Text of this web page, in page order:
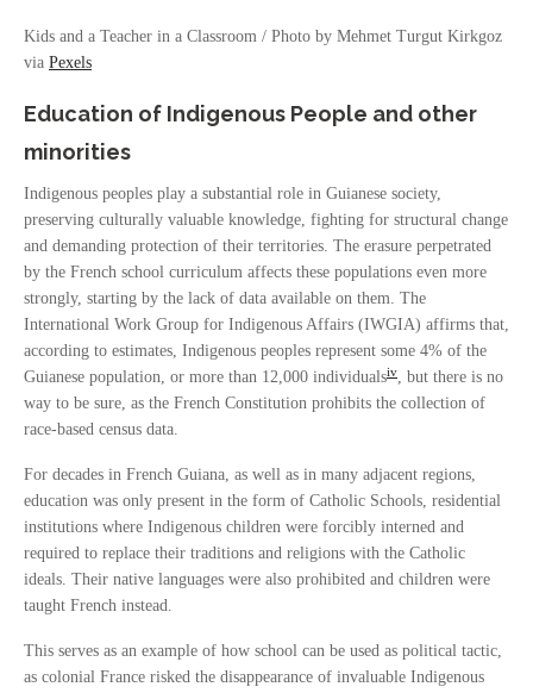
Kids and a Teacher in a Classroom / Photo by Mehmet Turgut Kirkgoz
via Pexels
Education of Indigenous People and other
minorities
Indigenous peoples play a substantial role in Guianese society,
preserving culturally valuable knowledge, fighting for structural change
and demanding protection of their territories. The erasure perpetrated
by the French school curriculum affects these populations even more
strongly, starting by the lack of data available on them. The
International Work Group for Indigenous Affairs (IWGIA) affirms that,
according to estimates, Indigenous peoples represent some 4% of the
Guianese population, or more than 12,000 individualsiv, but there is no
way to be sure, as the French Constitution prohibits the collection of
race-based census data.
For decades in French Guiana, as well as in many adjacent regions,
education was only present in the form of Catholic Schools, residential
institutions where Indigenous children were forcibly interned and
required to replace their traditions and religions with the Catholic
ideals. Their native languages were also prohibited and children were
taught French instead.
This serves as an example of how school can be used as political tactic,
as colonial France risked the disappearance of invaluable Indigenous